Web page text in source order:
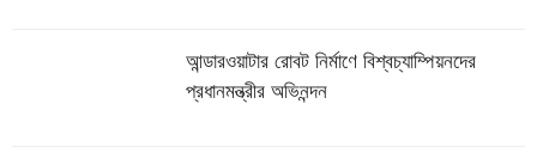
আন্ডারওয়াটার রোবট নির্মাণে বিশ্বচ্যাম্পিয়নদের
প্রধানমন্ত্রীর অভিনন্দন